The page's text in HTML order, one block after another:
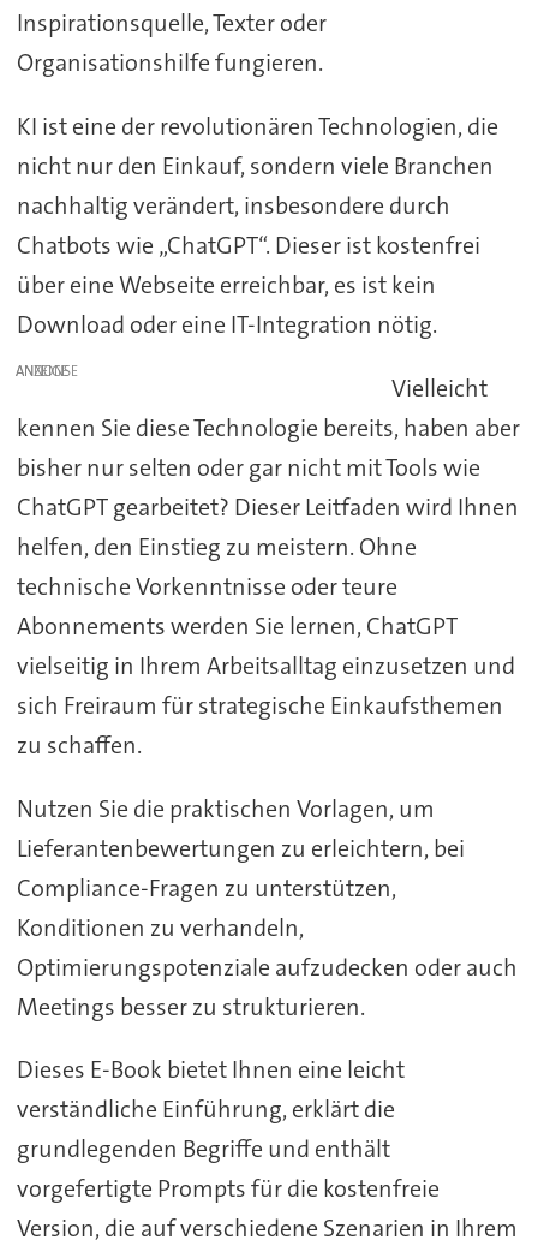
Inspirationsquelle, Texter oder
Organisationshilfe fungieren.
KI ist eine der revolutionären Technologien, die
nicht nur den Einkauf, sondern viele Branchen
nachhaltig verändert, insbesondere durch
Chatbots wie „ChatGPT“. Dieser ist kostenfrei
über eine Webseite erreichbar, es ist kein
Download oder eine IT-Integration nötig.
ANZEIGE
Vielleicht
kennen Sie diese Technologie bereits, haben aber
bisher nur selten oder gar nicht mit Tools wie
ChatGPT gearbeitet? Dieser Leitfaden wird Ihnen
helfen, den Einstieg zu meistern. Ohne
technische Vorkenntnisse oder teure
Abonnements werden Sie lernen, ChatGPT
vielseitig in Ihrem Arbeitsalltag einzusetzen und
sich Freiraum für strategische Einkaufsthemen
zu schaffen.
Nutzen Sie die praktischen Vorlagen, um
Lieferantenbewertungen zu erleichtern, bei
Compliance-Fragen zu unterstützen,
Konditionen zu verhandeln,
Optimierungspotenziale aufzudecken oder auch
Meetings besser zu strukturieren.
Dieses E-Book bietet Ihnen eine leicht
verständliche Einführung, erklärt die
grundlegenden Begriffe und enthält
vorgefertigte Prompts für die kostenfreie
Version, die auf verschiedene Szenarien in Ihrem